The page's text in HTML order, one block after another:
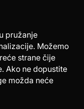
pružanje
Možemo
strane čije
Ako ne dopustite
možda neće